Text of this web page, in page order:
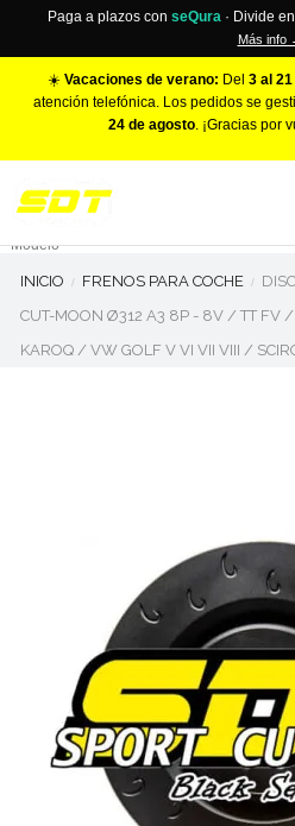
Paga a plazos con seQura · Divide
Más info
☀️ Vacaciones de verano: Del 3 al
atención telefónica. Los pedidos se
24 de agosto. ¡Gracias por
Make
Modelo
INICIO FRENOS PARA COCHE
CUT-MOON Ø312 A3 8P - 8V / TT FV /
KAROQ / VW GOLF V VI VII VIII /